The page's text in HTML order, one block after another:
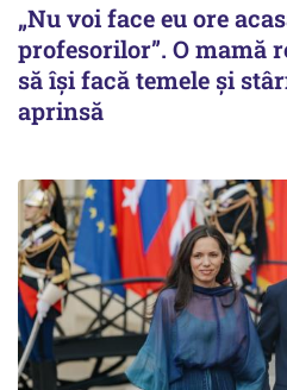
„Nu voi face eu ore
profesorilor”. O mamă
să își facă temele și
aprinsă